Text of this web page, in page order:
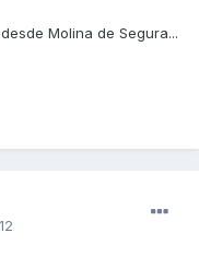
Molina de Segura...